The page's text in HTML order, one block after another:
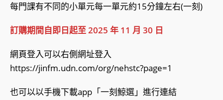
每門課有不同的小單元每一單元約15分鐘左右(一刻)
訂購期間自即日起至 2025 年 11 月 30 日
網頁登入可以右側網址登入
https://jinfm.udn.com/org/nehstc?page=1
也可以以手機下載app「一刻鯨選」進行連結